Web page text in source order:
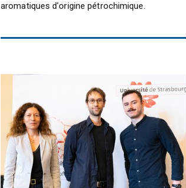
aromatiques d'origine pétrochimique.